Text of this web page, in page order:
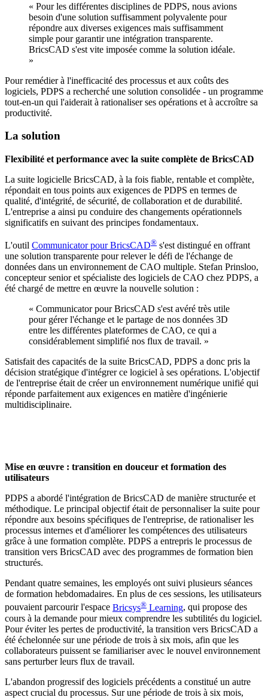
« Pour les différentes disciplines de PDPS, nous avions
besoin d'une solution suffisamment polyvalente pour
répondre aux diverses exigences mais suffisamment
simple pour garantir une intégration transparente.
BricsCAD s'est vite imposée comme la solution idéale.
»
Pour remédier à l'inefficacité des processus et aux coûts des
logiciels, PDPS a recherché une solution consolidée - un programme
tout-en-un qui l'aiderait à rationaliser ses opérations et à accroître sa
productivité.
La solution
Flexibilité et performance avec la suite complète de BricsCAD
La suite logicielle BricsCAD, à la fois fiable, rentable et complète,
répondait en tous points aux exigences de PDPS en termes de
qualité, d'intégrité, de sécurité, de collaboration et de durabilité.
L'entreprise a ainsi pu conduire des changements opérationnels
significatifs en suivant des principes fondamentaux.
L'outil Communicator pour BricsCAD® s'est distingué en offrant
une solution transparente pour relever le défi de l'échange de
données dans un environnement de CAO multiple. Stefan Prinsloo,
concepteur senior et spécialiste des logiciels de CAO chez PDPS, a
été chargé de mettre en œuvre la nouvelle solution :
« Communicator pour BricsCAD s'est avéré très utile
pour gérer l'échange et le partage de nos données 3D
entre les différentes plateformes de CAO, ce qui a
considérablement simplifié nos flux de travail. »
Satisfait des capacités de la suite BricsCAD, PDPS a donc pris la
décision stratégique d'intégrer ce logiciel à ses opérations. L'objectif
de l'entreprise était de créer un environnement numérique unifié qui
réponde parfaitement aux exigences en matière d'ingénierie
multidisciplinaire.
Mise en œuvre : transition en douceur et formation des
utilisateurs
PDPS a abordé l'intégration de BricsCAD de manière structurée et
méthodique. Le principal objectif était de personnaliser la suite pour
répondre aux besoins spécifiques de l'entreprise, de rationaliser les
processus internes et d'améliorer les compétences des utilisateurs
grâce à une formation complète. PDPS a entrepris le processus de
transition vers BricsCAD avec des programmes de formation bien
structurés.
Pendant quatre semaines, les employés ont suivi plusieurs séances
de formation hebdomadaires. En plus de ces sessions, les utilisateurs
pouvaient parcourir l'espace Bricsys® Learning, qui propose des
cours à la demande pour mieux comprendre les subtilités du logiciel.
Pour éviter les pertes de productivité, la transition vers BricsCAD a
été échelonnée sur une période de trois à six mois, afin que les
collaborateurs puissent se familiariser avec le nouvel environnement
sans perturber leurs flux de travail.
L'abandon progressif des logiciels précédents a constitué un autre
aspect crucial du processus. Sur une période de trois à six mois,